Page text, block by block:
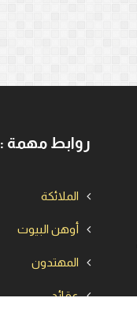
روابط مهمة :
الملائكة
أوهن البيوت
المهتدون
عقائد